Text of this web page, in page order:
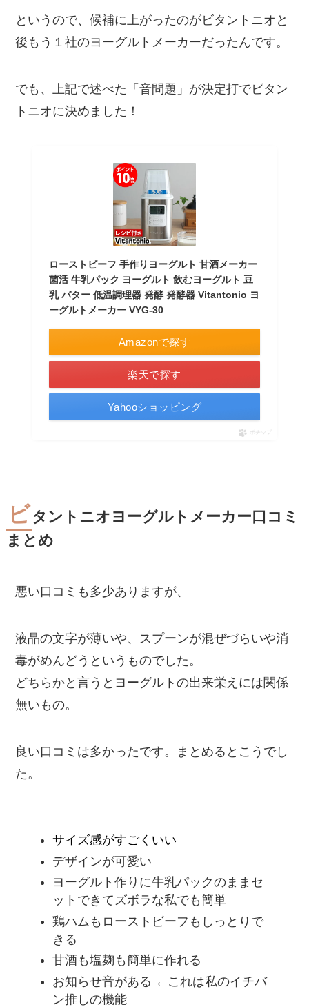
というので、候補に上がったのがビタントニオと
後もう１社のヨーグルトメーカーだったんです。
でも、上記で述べた「音問題」が決定打でビタン
トニオに決めました！
ローストビーフ 手作りヨーグルト 甘酒メーカー
菌活 牛乳パック ヨーグルト 飲むヨーグルト 豆
乳 バター 低温調理器 発酵 発酵器 Vitantonio ヨ
ーグルトメーカー VYG-30
Amazonで探す
楽天で探す
Yahooショッピング
ポチップ
ビタントニオヨーグルトメーカー口コミ
まとめ
悪い口コミも多少ありますが、
液晶の文字が薄いや、スプーンが混ぜづらいや消
毒がめんどうというものでした。
どちらかと言うとヨーグルトの出来栄えには関係
無いもの。
良い口コミは多かったです。まとめるとこうでし
た。
サイズ感がすごくいい
デザインが可愛い
ヨーグルト作りに牛乳パックのままセ
ットできてズボラな私でも簡単
鶏ハムもローストビーフもしっとりで
きる
甘酒も塩麹も簡単に作れる
お知らせ音がある ←これは私のイチバ
ン推しの機能